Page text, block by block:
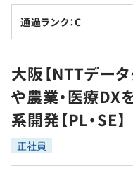
転職成功ガイド
転職エージェント
インタビュー
転職成功ガイド
新卒就活
求人検索
本選考
インターン
学習
問題集
プログラミング言語
ゲーム・マンガ
通過ランク：C
大阪【NTTデータ
や農業・医療
系開発【PL・SE】
正社員